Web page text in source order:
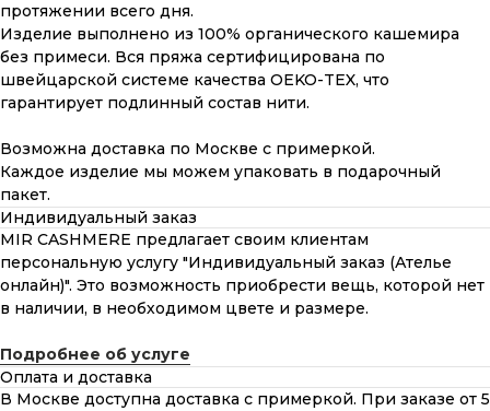
протяжении всего дня.
Изделие выполнено из 100% органического кашемира
без примеси. Вся пряжа сертифицирована по
швейцарской системе качества OEKO-TEX, что
гарантирует подлинный состав нити.
Возможна доставка по Москве с примеркой.
Каждое изделие мы можем упаковать в подарочный
пакет.
Индивидуальный заказ
MIR CASHMERE предлагает своим клиентам
персональную услугу "Индивидуальный заказ (Ателье
онлайн)". Это возможность приобрести вещь, которой нет
в наличии, в необходимом цвете и размере.
Подробнее об услуге
Оплата и доставка
В Москве доступна доставка с примеркой. При заказе от 5